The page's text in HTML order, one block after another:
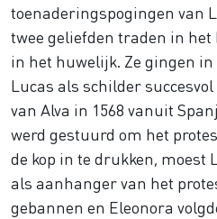
toenaderingspogingen van
twee geliefden traden in het
in het huwelijk. Ze gingen
Lucas als schilder succesvol
van Alva in 1568 vanuit
werd gestuurd om het
de kop in te drukken, moest
als aanhanger van het
gebannen en Eleonora